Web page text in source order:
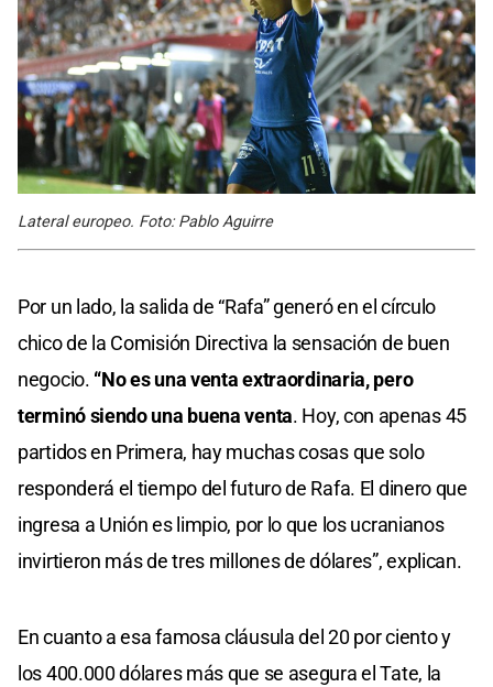
Lateral europeo. Foto: Pablo Aguirre
Por un lado, la salida de “Rafa” generó en el círculo
chico de la Comisión Directiva la sensación de buen
negocio. “No es una venta extraordinaria, pero
terminó siendo una buena venta. Hoy, con apenas 45
partidos en Primera, hay muchas cosas que solo
responderá el tiempo del futuro de Rafa. El dinero que
ingresa a Unión es limpio, por lo que los ucranianos
invirtieron más de tres millones de dólares”, explican.
En cuanto a esa famosa cláusula del 20 por ciento y
los 400.000 dólares más que se asegura el Tate, la